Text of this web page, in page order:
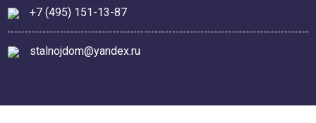
+7 (495) 151-13-87
stalnojdom@yandex.ru